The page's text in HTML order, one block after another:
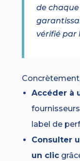
de
vérifié par
Accéder à
label de
Consulter
un clic